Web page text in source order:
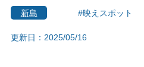
新島 #映えスポット
更新日：2025/05/16